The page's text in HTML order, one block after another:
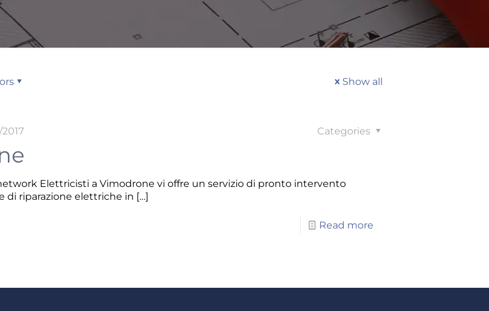
Show all
Categories
Elettricisti a Vimodrone vi offre un servizio di pronto intervento
di riparazione elettriche in […]
Read more